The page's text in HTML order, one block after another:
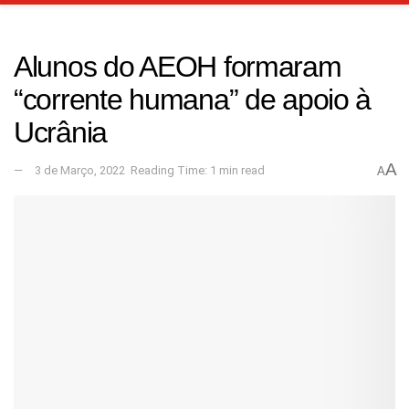
Alunos do AEOH formaram
“corrente humana” de apoio à
Ucrânia
3 de Março, 2022 Reading Time: 1 min read AA